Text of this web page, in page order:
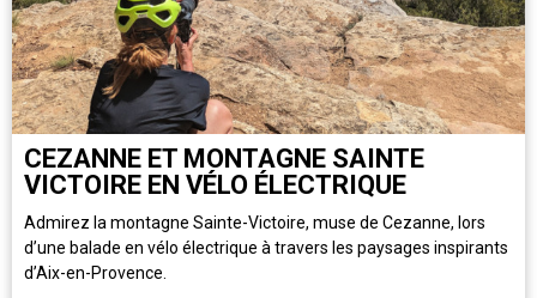
CEZANNE ET MONTAGNE SAINTE
VICTOIRE EN VÉLO ÉLECTRIQUE
Admirez la montagne Sainte-Victoire, muse de Cezanne, lors
d’une balade en vélo électrique à travers les paysages inspirants
d’Aix-en-Provence.